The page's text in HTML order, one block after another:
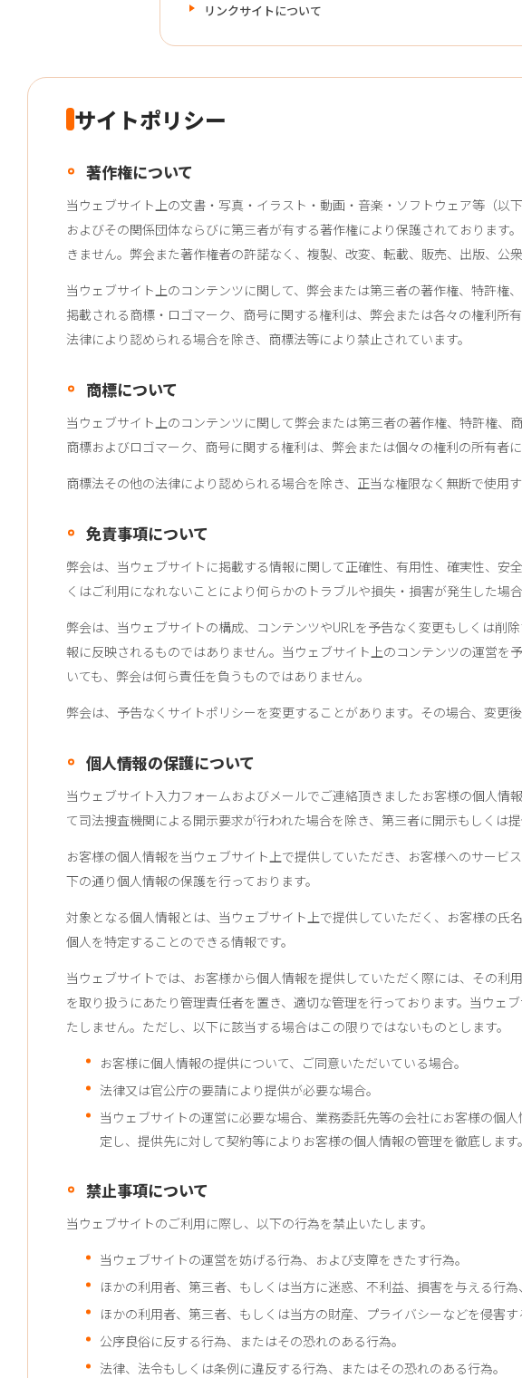
リンクサイトについて
サイトポリシー
著作権について
当ウェブサイト上の文書・写真・イラスト・動画・音楽・ソフトウェア等（
およびその関係団体ならびに第三者が有する著作権により保護されておりま
きません。弊会また著作権者の許諾なく、複製、改変、転載、販売、出版、公
当ウェブサイト上のコンテンツに関して、弊会または第三者の著作権、特許
掲載される商標・ロゴマーク、商号に関する権利は、弊会または各々の権利
法律により認められる場合を除き、商標法等により禁止されています。
商標について
当ウェブサイト上のコンテンツに関して弊会または第三者の著作権、特許権
商標およびロゴマーク、商号に関する権利は、弊会または個々の権利の所有者に
商標法その他の法律により認められる場合を除き、正当な権限なく無断で使用
免責事項について
弊会は、当ウェブサイトに掲載する情報に関して正確性、有用性、確実性、
くはご利用になれないことにより何らかのトラブルや損失・損害が発生した場
弊会は、当ウェブサイトの構成、コンテンツやURLを予告なく変更もしくは削
報に反映されるものではありません。当ウェブサイト上のコンテンツの運営
いても、弊会は何ら責任を負うものではありません。
弊会は、予告なくサイトポリシーを変更することがあります。その場合、変更
個人情報の保護について
当ウェブサイト入力フォームおよびメールでご連絡頂きましたお客様の個人
て司法捜査機関による開示要求が行われた場合を除き、第三者に開示もしくは
お客様の個人情報を当ウェブサイト上で提供していただき、お客様へのサー
下の通り個人情報の保護を行っております。
対象となる個人情報とは、当ウェブサイト上で提供していただく、お客様の氏
個人を特定することのできる情報です。
当ウェブサイトでは、お客様から個人情報を提供していただく際には、その
を取り扱うにあたり管理責任者を置き、適切な管理を行っております。当ウ
たしません。ただし、以下に該当する場合はこの限りではないものとします。
お客様に個人情報の提供について、ご同意いただいている場合。
法律又は官公庁の要請により提供が必要な場合。
当ウェブサイトの運営に必要な場合、業務委託先等の会社にお客様の個
定し、提供先に対して契約等によりお客様の個人情報の管理を徹底します。
禁止事項について
当ウェブサイトのご利用に際し、以下の行為を禁止いたします。
当ウェブサイトの運営を妨げる行為、および支障をきたす行為。
ほかの利用者、第三者、もしくは当方に迷惑、不利益、損害を与える行為
ほかの利用者、第三者、もしくは当方の財産、プライバシーなどを侵害す
公序良俗に反する行為、またはその恐れのある行為。
法律、法令もしくは条例に違反する行為、またはその恐れのある行為。